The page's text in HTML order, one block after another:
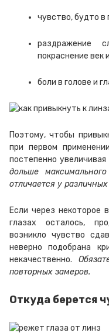
чувство, будто в
раздражение
покраснение век
боли в голове и
Поэтому, чтобы
при первом
постепенно увеличивая
дольше
отличается у
Если через некоторое
глазах осталось,
возникло чувство
неверно подобрана
некачественно.
повторных замеров.
Откуда берется